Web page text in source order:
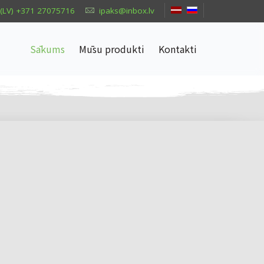
(LV) +371 27075716 ipaks@inbox.lv
Sākums Mūsu produkti Kontakti